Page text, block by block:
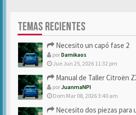
TEMAS RECIENTES
Necesito un capó fase 2
porDamikaos
Jue Jun 25, 2026 11:32 pm
Manual de Taller Citroën
porJuanmaNPI
Dom Mar 08, 2026 3:40 am
Necesito dos piezas para